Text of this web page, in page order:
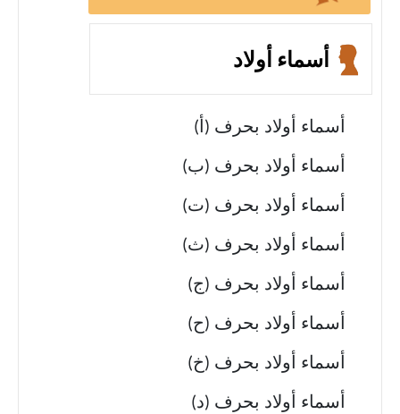
أسماء أولاد
أسماء أولاد بحرف (أ)
أسماء أولاد بحرف (ب)
أسماء أولاد بحرف (ت)
أسماء أولاد بحرف (ث)
أسماء أولاد بحرف (ج)
أسماء أولاد بحرف (ح)
أسماء أولاد بحرف (خ)
أسماء أولاد بحرف (د)